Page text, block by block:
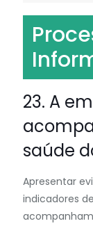
23. A
saúde
Apresentar
indicadores